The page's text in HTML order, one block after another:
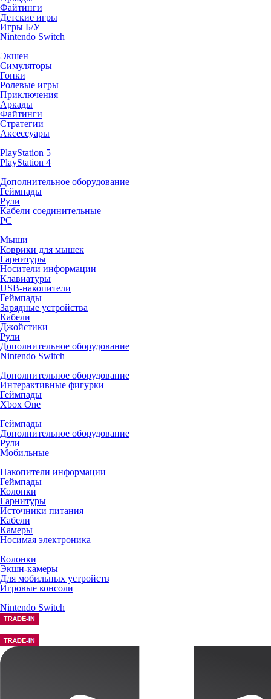
Файтинги
Детские игры
Игры Б/У
Nintendo Switch
Экшен
Симуляторы
Гонки
Ролевые игры
Приключения
Аркады
Файтинги
Стратегии
Аксессуары
PlayStation 5
PlayStation 4
Дополнительное оборудование
Геймпады
Рули
Кабели соединительные
PC
Мыши
Коврики для мышек
Гарнитуры
Носители информации
Клавиатуры
USB-накопители
Геймпады
Зарядные устройства
Кабели
Джойстики
Рули
Дополнительное оборудование
Nintendo Switch
Дополнительное оборудование
Интерактивные фигурки
Геймпады
Xbox One
Геймпады
Дополнительное оборудование
Рули
Мобильные
Накопители информации
Геймпады
Колонки
Гарнитуры
Источники питания
Кабели
Камеры
Носимая электроника
Колонки
Экшн-камеры
Для мобильных устройств
Игровые консоли
Nintendo Switch